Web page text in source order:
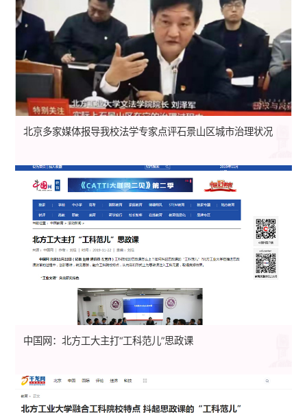
北京多家媒体报导我校法学专家点评石景山区城市治理状况
中国网：北方工大主打“工科范儿”思政课